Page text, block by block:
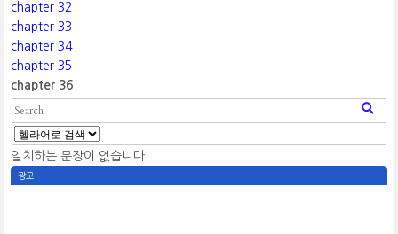
chapter 32
chapter 33
chapter 34
chapter 35
chapter 36
일치하는 문장이 없습니다.
광고